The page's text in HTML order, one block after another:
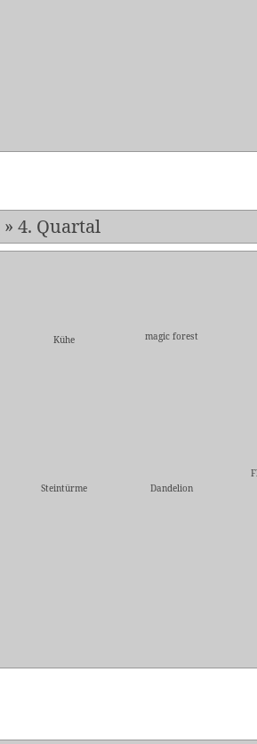
» 4. Quartal
Kühe magic forest
Steintürme
Dandelion